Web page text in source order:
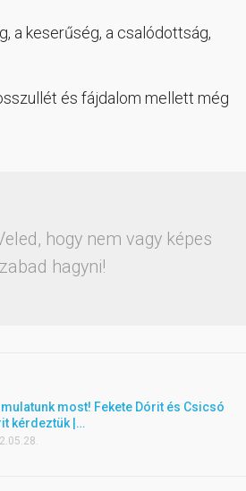
a keserűség, a csalódottság,
és fájdalom mellett még
hogy nem vagy képes
hagyni!
mulatunk most! Fekete Dórit és Csicsó
kérdeztük |…